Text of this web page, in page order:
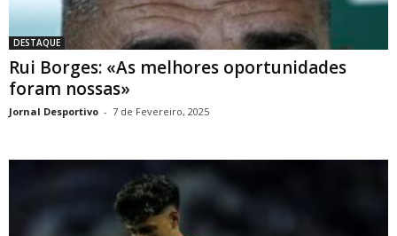
DESTAQUE
Rui Borges: «As melhores oportunidades
foram nossas»
Jornal Desportivo - 7 de Fevereiro, 2025